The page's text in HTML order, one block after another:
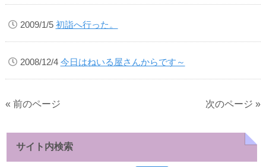
2009/1/5 初詣へ行った。
2008/12/4 今日はねいる屋さんからです～
« 前のページ 次のページ »
サイト内検索